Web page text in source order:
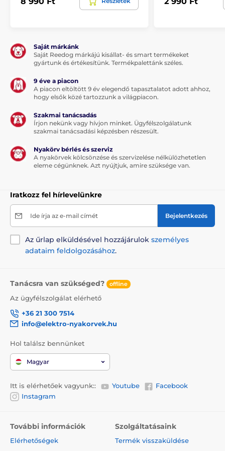
1 x Reedog Senza automata zsinóros póráz
Megjegyzés: A kép csak illusztráció.
A műszaki specifikációk előzetes értesítés nélkül
változhatnak. A képek csak illusztrációk.
A termék a következő kategóriákba sorolt
Táplálék és felszerelés Kutyasétáltatás
Sétáltatási felszerelések
Saját márkánk
Saját Reedog márkájú kisállat- és smart termékeket
gyártunk és értékesítünk. Termékpalettánk széles.
9 éve a piacon
A piacon eltöltött 9 év elegendő tapasztalatot adott ahhoz,
hogy elsők közé tartozzunk a világpiacon.
Szakmai tanácsadás
Írjon nekünk vagy hívjon minket. Ügyfélszolgálatunk
szakmai tanácsadási képzésben részesült.
Nyakörv bérlés és szerviz
A nyakörvek kölcsönzése és szervizelése nélkülözhetetlen
eleme cégünknek. Azt nyújtjuk, amire szüksége van.
Iratkozz fel hírlevelünkre
Ide írja az e-mail címét Bejelentkezés
Az űrlap elküldésével hozzájárulok személyes
adataim feldolgozásához.
Tanácsra van szükséged? offline
Az ügyfélszolgálat elérhető
+36 21 300 7514
info@elektro-nyakorvek.hu
Hol találsz bennünket
Magyar
Itt is elérhetőek vagyunk:: Youtube
Facebook
Instagram
További információk
Elérhetőségek
Szolgáltatásaink
Termék visszaküldése